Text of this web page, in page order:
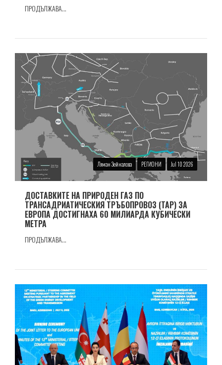
ПРОДЪЛЖАВА...
Ляман Зейналова РЕГИОНИ Jul 10 2026
ДОСТАВКИТЕ НА ПРИРОДЕН ГАЗ ПО
ТРАНСАДРИАТИЧЕСКИЯ ТРЪБОПРОВОЗ (TAP) ЗА
ЕВРОПА ДОСТИГНАХА 60 МИЛИАРДА КУБИЧЕСКИ
МЕТРА
ПРОДЪЛЖАВА...